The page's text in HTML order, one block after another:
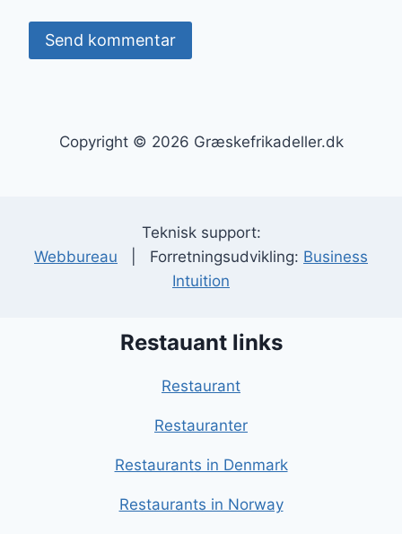
Copyright © 2026 Græskefrikadeller.dk
Teknisk support:
Webbureau | Forretningsudvikling: Business
Intuition
Restauant links
Restaurant
Restauranter
Restaurants in Denmark
Restaurants in Norway